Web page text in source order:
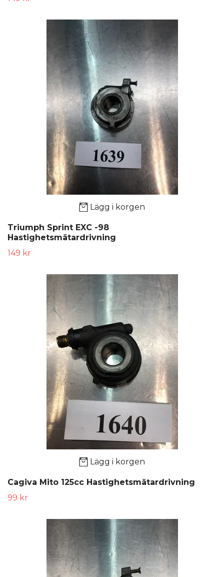
Lägg i korgen
Triumph Sprint EXC -98
Hastighetsmätardrivning
149 kr
Lägg i korgen
Cagiva Mito 125cc Hastighetsmätardrivning
99 kr